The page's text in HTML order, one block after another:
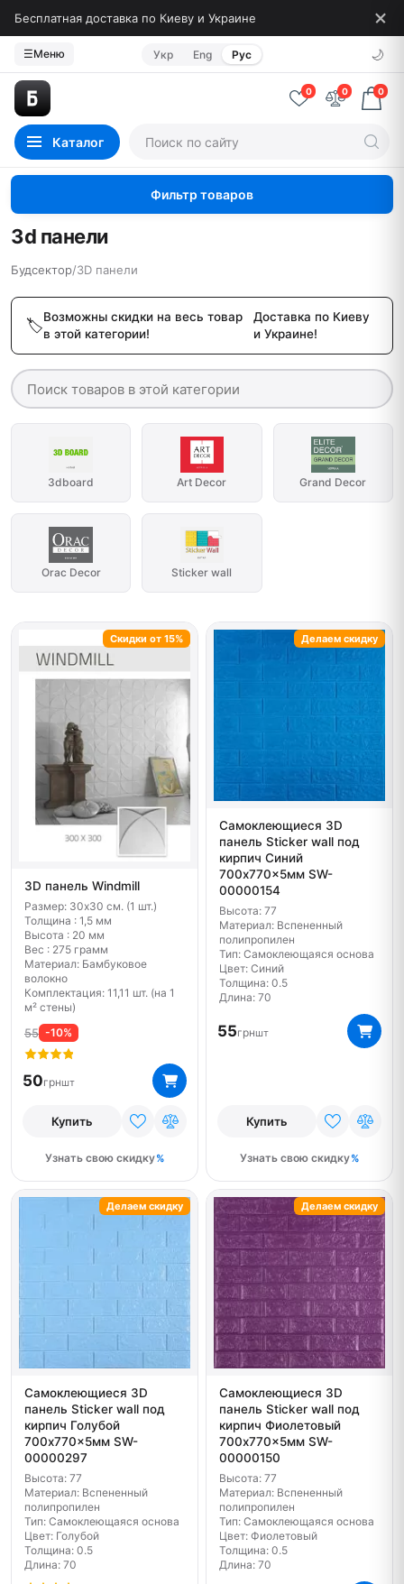
Бесплатная доставка по Киеву и Украине
☰Меню Укр Eng Рус 🌙
Каталог
0 0 0
3d панели
Будсектор/3D панели
Возможны скидки на весь товар
в этой категории!
Доставка по Киеву
и Украине!
3dboard Art Decor Grand Decor
Orac Decor Sticker wall
3D панель Windmill
Размер: 30х30 см. (1 шт.)
Толщина : 1,5 мм
Высота : 20 мм
Вес : 275 грамм
Материал: Бамбуковое
волокно
Комплектация: 11,11 шт. (на 1
м² стены)
55 -10%
50грншт
Купить
Узнать свою скидку
Скидки от 15%
Самоклеющиеся 3D
панель Sticker wall под
кирпич Синий
700x770x5мм SW-
00000154
Высота: 77
Материал: Вспененный
полипропилен
Тип: Самоклеющаяся основа
Цвет: Синий
Толщина: 0.5
Длина: 70
55грншт
Купить
Узнать свою скидку
Делаем скидку
Самоклеющиеся 3D
панель Sticker wall под
кирпич Голубой
700x770x5мм SW-
00000297
Высота: 77
Материал: Вспененный
полипропилен
Тип: Самоклеющаяся основа
Цвет: Голубой
Толщина: 0.5
Длина: 70
Делаем скидку
Самоклеющиеся 3D
панель Sticker wall под
кирпич Фиолетовый
700x770x5мм SW-
00000150
Высота: 77
Материал: Вспененный
полипропилен
Тип: Самоклеющаяся основа
Цвет: Фиолетовый
Толщина: 0.5
Длина: 70
Делаем скидку
Фильтр товаров